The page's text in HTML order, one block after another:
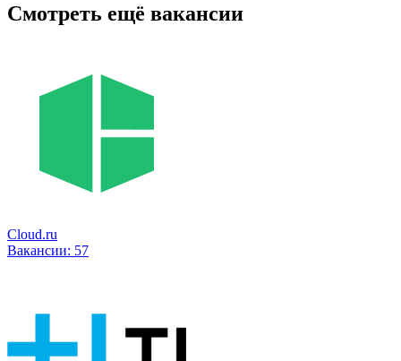
Смотреть ещё вакансии
Cloud.ru
Вакансии: 57